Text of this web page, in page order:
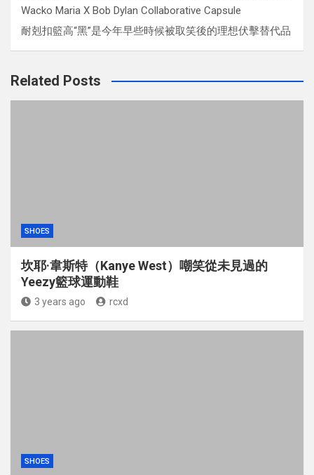
Wacko Maria X Bob Dylan Collaborative Capsule
耐剋扣籃高“黑”是今年早些時候被取笑後的理想伏擊替代品
Related Posts
SHOES
坎耶·韋斯特（Kanye West）嘲笑從未見過的
Yeezy籃球運動鞋
3 years ago rcxd
SHOES